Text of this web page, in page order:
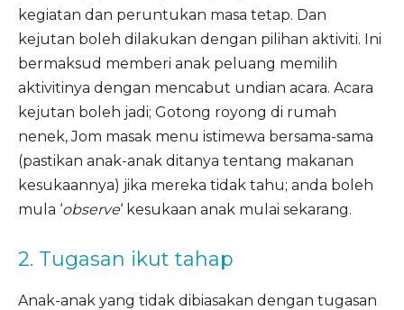
kegiatan dan peruntukan masa tetap. Dan
kejutan boleh dilakukan dengan pilihan aktiviti. Ini
bermaksud memberi anak peluang memilih
aktivitinya dengan mencabut undian acara. Acara
kejutan boleh jadi; Gotong royong di rumah
nenek, Jom masak menu istimewa bersama-sama
(pastikan anak-anak ditanya tentang makanan
kesukaannya) jika mereka tidak tahu; anda boleh
mula ‘observe‘ kesukaan anak mulai sekarang.
2. Tugasan ikut tahap
Anak-anak yang tidak dibiasakan dengan tugasan